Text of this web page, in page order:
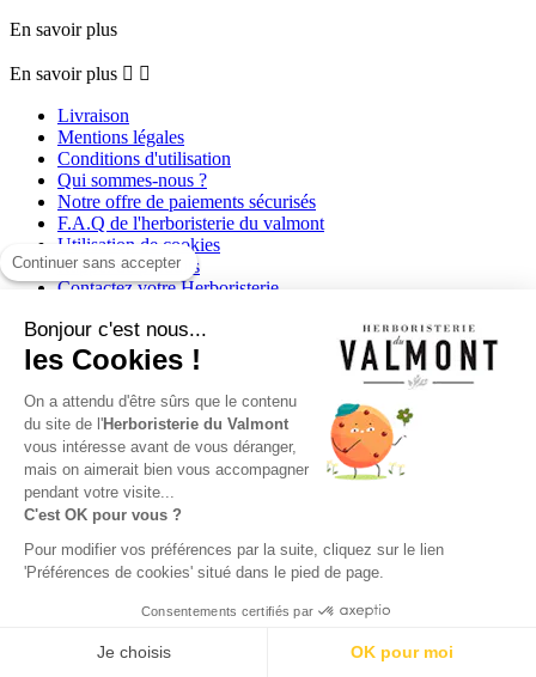
Continuer sans accepter
Bonjour c'est nous...
les Cookies !
On a attendu d'être sûrs que le contenu
du site de l'Herboristerie du Valmont
vous intéresse avant de vous déranger,
mais on aimerait bien vous accompagner
pendant votre visite...
C'est OK pour vous ?
Pour modifier vos préférences par la suite, cliquez sur le lien
'Préférences de cookies' situé dans le pied de page.
Consentements certifiés par
Je choisis OK pour moi
En savoir plus
En savoir plus  
Livraison
Mentions légales
Conditions d'utilisation
Qui sommes-nous ?
Notre offre de paiements sécurisés
F.A.Q de l'herboristerie du valmont
Utilisation de cookies
Rappel de produits
Contactez votre Herboristerie
Votre compte
Votre compte  
Informations personnelles
Commandes
Avoirs
Adresses
Bons de réduction
Mes alertes produits
Informations
Virginie Missiaen, Herboriste diplômée
Herboristerie certifiée en agriculture biologique par BE-BIO-03 |